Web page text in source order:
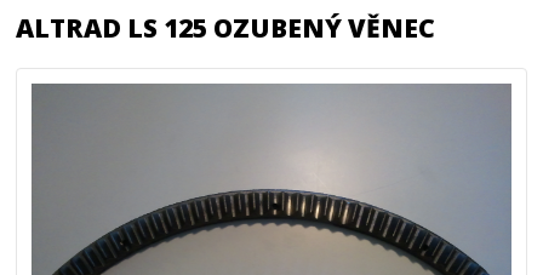
ALTRAD LS 125 OZUBENÝ VĚNEC